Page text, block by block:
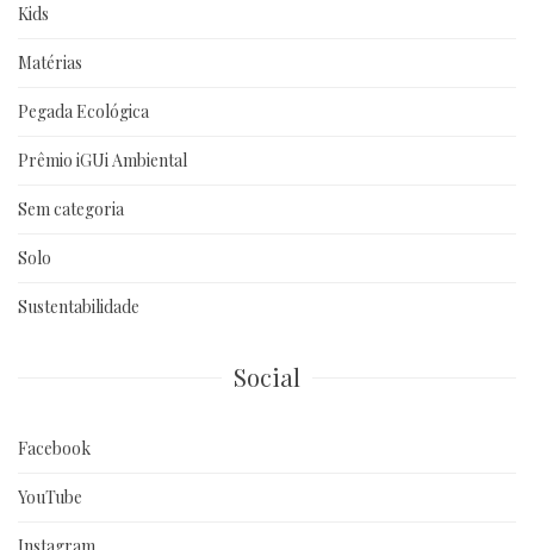
Kids
Matérias
Pegada Ecológica
Prêmio iGUi Ambiental
Sem categoria
Solo
Sustentabilidade
Social
Facebook
YouTube
Instagram